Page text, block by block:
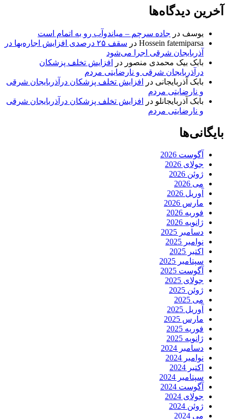
آخرین دیدگاه‌ها
یوسف در جاده سرچم – میاندوآب رو به اتمام است
Hossein fatemiparsa در
سقف ۲۵ درصدی افزایش اجاره‌بها در
آذربایجان شرقی اجرا می‌شود
بابک بیک محمدی منصور در
افزایش تخلف پزشکان
درآذربایجان شرقی و نارضایتی مردم
بابک آذربایجانی در
افزایش تخلف پزشکان درآذربایجان شرقی
و نارضایتی مردم
بابک آذربایجانلو در
افزایش تخلف پزشکان درآذربایجان شرقی
و نارضایتی مردم
بایگانی‌ها
آگوست 2026
جولای 2026
ژوئن 2026
می 2026
آوریل 2026
مارس 2026
فوریه 2026
ژانویه 2026
دسامبر 2025
نوامبر 2025
اکتبر 2025
سپتامبر 2025
آگوست 2025
جولای 2025
ژوئن 2025
می 2025
آوریل 2025
مارس 2025
فوریه 2025
ژانویه 2025
دسامبر 2024
نوامبر 2024
اکتبر 2024
سپتامبر 2024
آگوست 2024
جولای 2024
ژوئن 2024
می 2024